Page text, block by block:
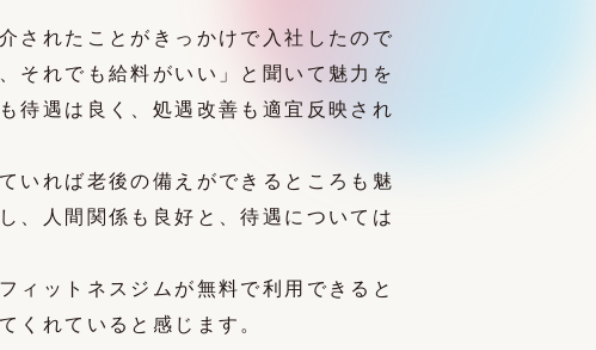
されたことがきっかけで入社したので
それでも給料がいい」と聞いて魅力を
待遇は良く、処遇改善も適宜反映され
いれば老後の備えができるところも魅
、人間関係も良好と、待遇については
ィットネスジムが無料で利用できると
くれていると感じます。